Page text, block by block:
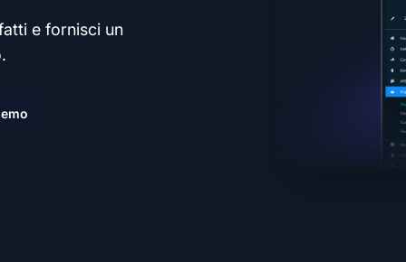
e fornisci un